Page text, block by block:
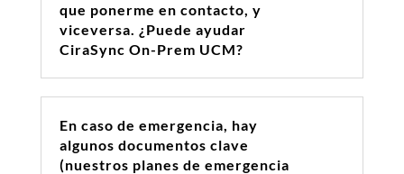
que ponerme en contacto, y
viceversa. ¿Puede ayudar
CiraSync On-Prem UCM?
En caso de emergencia, hay
algunos documentos clave
(nuestros planes de emergencia